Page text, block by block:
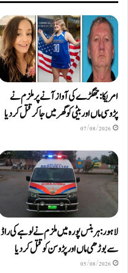
امریکا: جھگڑے کی آواز آنے پر ملزم نے
پڑوسی ماں اور بیٹی کو گھر میں جا کر قتل کر دیا
07/08/2026
لاہور: ہربنس پورہ میں ملزم نے لوہے کی راڈ
سے بوڑھی ماں اور پڑوسن کو قتل کر دیا
05/08/2026